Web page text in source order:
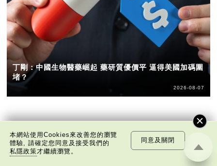
丁剛：中國生物醫藥崛起 藥研質優價平 逼得美國加碼圍
堵？
2026-08-07
本網站使用Cookies來改善您的瀏覽
體驗, 請確定您同意及接受我們的
私隱政策才繼續瀏覽。
同意及關閉